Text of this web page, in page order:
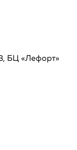
БЦ «Лефорт»